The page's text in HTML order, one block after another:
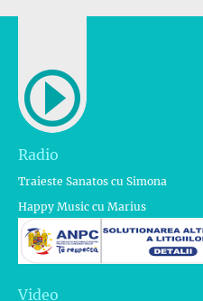
Radio
Traieste Sanatos cu Simona
Happy Music cu Marius
Video